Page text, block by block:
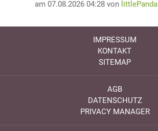
am 07.08.2026 04:28 von littlePanda
IMPRESSUM
KONTAKT
SITEMAP
AGB
DATENSCHUTZ
PRIVACY MANAGER